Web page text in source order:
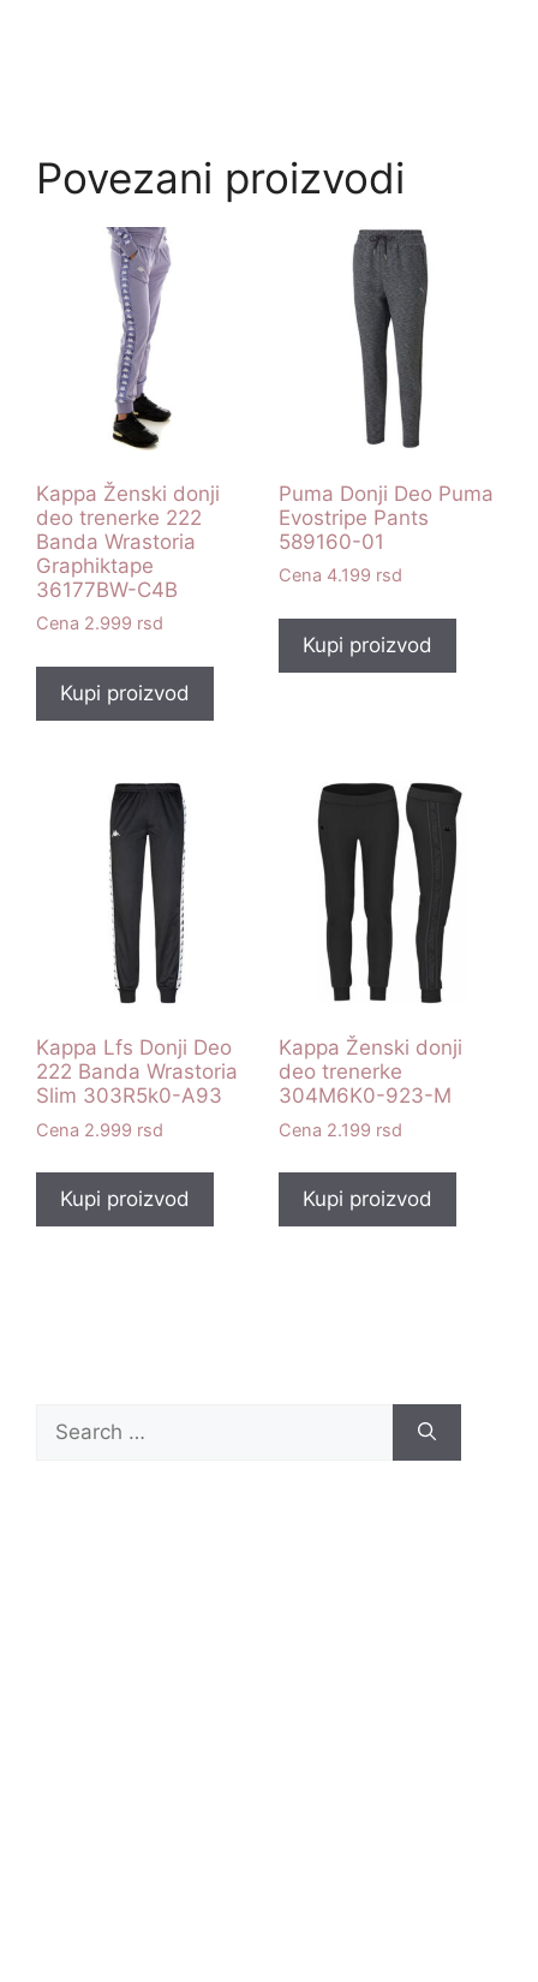
Povezani proizvodi
Kappa Ženski donji
deo trenerke 222
Banda Wrastoria
Graphiktape
36177BW-C4B
2.999 rsd
Kupi proizvod
Puma Donji Deo Puma
Evostripe Pants
589160-01
4.199 rsd
Kupi proizvod
Kappa Lfs Donji Deo
222 Banda Wrastoria
Slim 303R5k0-A93
2.999 rsd
Kupi proizvod
Kappa Ženski donji
deo trenerke
304M6K0-923-M
2.199 rsd
Kupi proizvod